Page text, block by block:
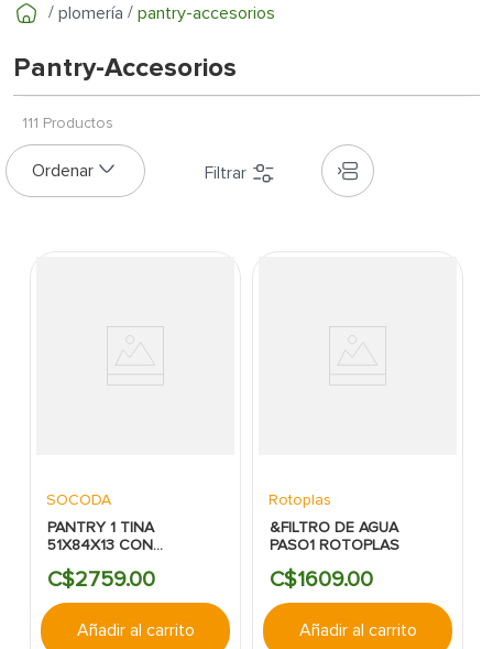
plomería pantry-accesorios
Pantry-Accesorios
111 Productos
SOCODA
PANTRY 1 TINA
51X84X13 CON
EMPOTRAR SOCODA
C$2759.00
Añadir al carrito
Rotoplas
&FILTRO DE AGUA
PASO1 ROTOPLAS
C$1609.00
Añadir al carrito
8.
10. puerta